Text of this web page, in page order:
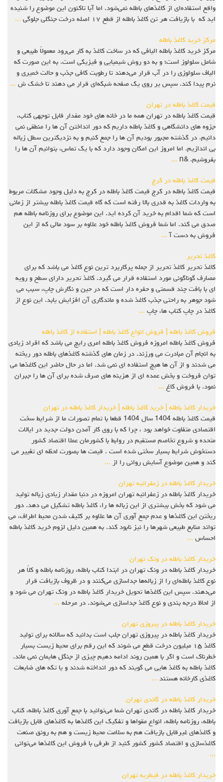
واقع استفاده‌ای از کاغذهای باطله نمی‌شود. اما آیا تاکنون این موضوع را شنیده
اید که با بازیافت هر تن کاغذ باطله از قطع ۱۷ اصله درخت جنگلی جلوگی
...
مرکز خرید کاغذ باطله
مرکز خرید کاغذ باطله الیافی که در ساخت کاغذ به‌ کار می‌رود معمولاً طبیعی و
شامل سلولوز است؛ و به دو روش شیمیایی و فیزیکی است. به این صورت که
الیاف سلولوزی را در آب قرار می‌دهند تا رطوبت کافی جذب و حالت خمیری و
نرم پیدا کند. سپس یر روی یک صفحه شبکه‌ای قرار می ‌دهند تا خشک ش ...
قیمت کاغذ باطله در تهران
قیمت کاغذ باطله در تهران همه ما در خانه های خود مقدار قابل توجهی کتاب،
جزوه های دانشگاهی و کاغذ باطله داریم که دور انداختن آن ها را منطقی نمی
دانیم. در گذشته مجبور بودیم آن ها را جمع کنیم و به نزدیکترین سطل زباله
بی اندازیم. اما امروز این امکان وجود دارد که با یک تماس، بتوانیم آن ها را
بفروشیم. &n
...
قیمت کاغذ باطله در کرج
قیمت کاغذ باطله در کرج قیمت کاغذ باطله در کرج به دلیل وجود مشکلات مربوط
به واردات کاغذ به قدری بالا رفته است که گاه قیمت کاغذ باطله بیشتر از زمانی
است که شما اقدام به خرید آن کرده اید. این موضوع برای روزنامه باطله هم
صدق می کند. اما شما فروش کاغذ باطله خود علاوه بر سود مالی که از این
فروش به دست آ ...
کاغذ تحریر
کاغذ تحریر کاغذ تحریر از جمله پرکاربرد ترین نوع کاغذ می باشد که برای
مصارف گوناگونی مورد استفاده قرار می گیرد. کاغذ تحریر دارای سطح و رویه
ای با بافت چند قسمتی و حفره دار است که در حین و نگارش چاپ، سبب می
شود جوهر به راحتی جذب کاغذ شده و ماندگاری آن افزایش یابد. این نوع از
کاغذ در چاپ کتاب ها، چاپ ...
فروش کاغذ باطله | فروش انواع کاغذ باطله | استفاده از کاغذ باطله
فروش کاغذ باطله امروزه فروش کاغذ باطله امری رایج می باشد که افراد زیادی
به انجام آن مبادرت می ورزند. در زمان های گذشته کاغذهای باطله دور ریخته
می شدند و از آن ها هیچ استفاده ای نمی شد. اما در حال حاضر این کاغذها می
توان فروخت و بخش عمده ای از هزینه های صرف شده برای آن ها را جبران
نمود. با فروش کاغ ...
خریدار کاغذ باطله | خرید کاغذ باطله | خریدار کاغذ باطله در تهران
قیمت کاغذ باطله 1404 سال 1404 قطعا با تمام تصورات ما از شرایط سخت
اقتصادی متفاوت خواهد بود ، چرا که با روی کار آمدن دولت جدید در ایالات
متحده و شروع تخاصم مستقیم در روابط با کشورمان عملا اقتصاد کشور
دستخوش شرایط بسیار سختی شده است . قیمت ها بصورت لحظه ای تغییر می
کند و همین موضوع آسایش روانی را از ...
خریدار کاغذ باطله در زعفرانیه تهران
خریدار کاغذ باطله در زعفرانیه تهران امروزه در دنیا مقدار زیادی زباله تولید
می شود که بخش بیشتری از این زباله ها را، کاغذ باطله تشکیل می دهد. دور
ریختن این کاغذها و عدم جمع آوری آن ها علاوه بر کثیف شدن محیط اطراف، می
تواند منابع طبیعی شهرها را نیز نابود کند. به همین دلیل لزوم خرید کاغذ باطله
احساس ...
خریدار کاغذ باطله در ونک تهران
خریدار کاغذ باطله در ونک تهران در ابتدا کتاب باطله، روزنامه باطله و کلاً هر
نوع کاغذ باطله‌ای را از زباله‌ها جداسازی می‌کنند و در ظروف بازیافت قرار
می‌دهند. سپس این کاغذها تحویل خریدار کاغذ باطله در ونک تهران می شود و
از لحاظ درجه بندی و نوع کاغذ جداسازی می‌شوند. در مرحله ...
خریدار کاغذ باطله در پیروزی تهران
خریدار کاغذ باطله در پیروزی تهران جلب است بدانید که سالانه برای تولید
کاغذ ۱۵ میلیون درخت قطع می شوند که این رقم برای محیط زیست بسیار
خطرناک است و اگر با همین روند ادامه دهیم چیزی از جنگل هایمان نمی ماند.
کاغذ باطله به کاغذ هایی می گویند که دور انداخته شدند و یا تکه های ضایعات
کاغذی کارخانه هستند ...
خریدار کاغذ باطله در گاندی تهران
خریدار کاغذ باطله در گاندی تهران شما می‌توانید با جمع آوری کاغذ باطله، کتاب
باطله، روزنامه باطله، انواع مقواها و تفکیک این کاغذها به کاغذهای قابل بازیافت
و کاغذهای غیرقابل بازیافت هم به سلامت محیط زیست و هم به رونق صنعت
کاغذسازی و اقتصاد کشور کشور کنید از طرفی با فروش این کاغذها می‌توانی
...
خریدار کاغذ باطله در قیطریه تهران